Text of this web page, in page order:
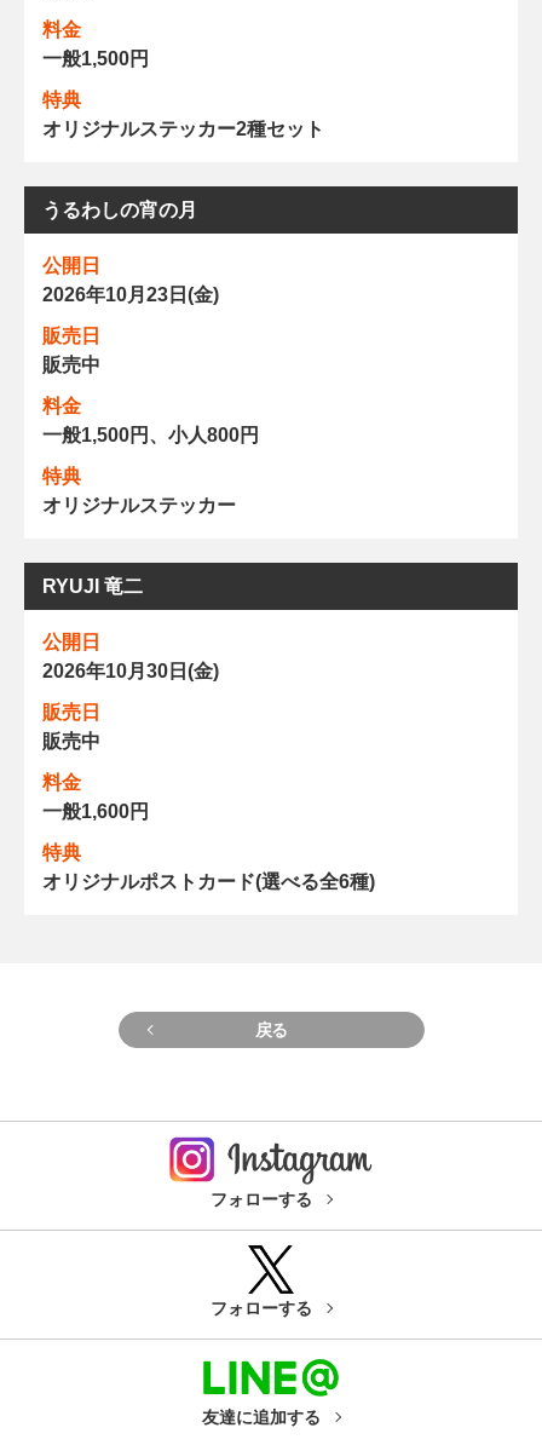
料金
一般1,500円
特典
オリジナルステッカー2種セット
うるわしの宵の月
公開日
2026年10月23日(金)
販売日
販売中
料金
一般1,500円、小人800円
特典
オリジナルステッカー
RYUJI 竜二
公開日
2026年10月30日(金)
販売日
販売中
料金
一般1,600円
特典
オリジナルポストカード(選べる全6種)
戻る
フォローする
フォローする
友達に追加する